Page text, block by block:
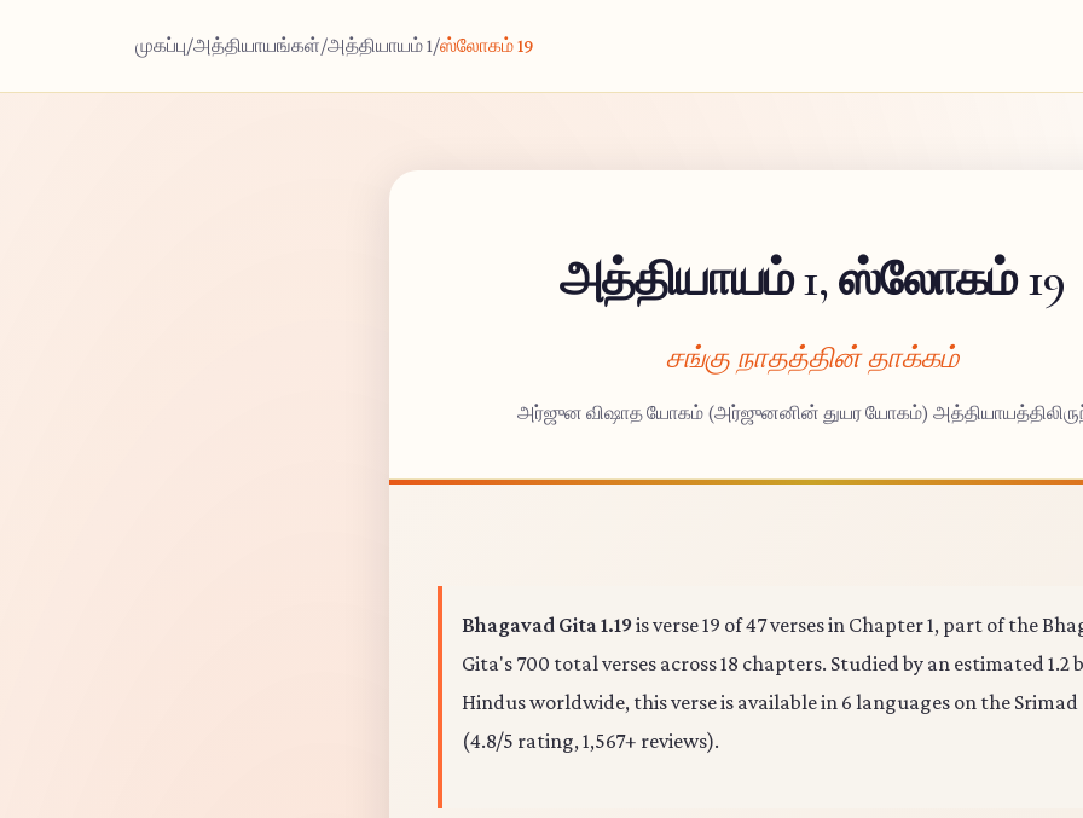
முகப்பு/அத்தியாயங்கள்/அத்தியாயம் 1/ஸ்லோகம் 19
அத்தியாயம் 1, ஸ்லோகம் 19
சங்கு நாதத்தின் தாக்கம்
அர்ஜுன விஷாத யோகம் (அர்ஜுனனின் துயர யோகம்)
Bhagavad Gita 1.19 is verse 19 of 47 verses in Chapter 1, part of the
Gita's 700 total verses across 18 chapters. Studied by an estimated 1.2
Hindus worldwide, this verse is available in 6 languages on the Srimad
(4.8/5 rating, 1,567+ reviews).